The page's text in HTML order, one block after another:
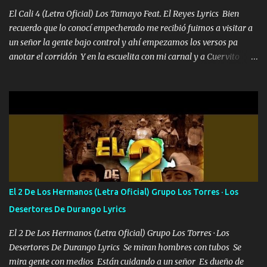
pues hay charola les voy a dar hasta topar pues no hay de otra...
El Cali 4 (Letra Oficial) Los Tamayo Feat. El Reyes Lyrics Bien
recuerdo que lo conocí empecherado me recibió fuimos a visitar a
un señor la gente bajo control y ahí empezamos los versos pa
anotar el corridón Y en la escuelita con mi carnal y a Cuervito
camisa es color Verde y peleam0s la Bandera por todita a la ciudad
con los drones patrullando la Frontera De Tijuana Bulevares
Bellas Artes me ve en las blancas ya hace falta mi APA FLACO
verde se le extraña pa que sepan Aquí Pura GENTE DE LA RANA 🐸
POR CLAVE ES EL CALI 4 EN LA CIUDAD TIJUANA Música Al
tirante andamos mi carnal atento a cualquier necesidad no porque
se ve limpio el camino nos confiamos al andar y nunca con la
misma piedra me vuelvo a tropezar Cuando ando de enamorado
en corto me tiró a per...
El 2 De Los Hermanos (Letra Oficial) Grupo Los Torres · Los
Desertores De Durango Lyrics
El 2 De Los Hermanos (Letra Oficial) Grupo Los Torres · Los
Desertores De Durango Lyrics Se miran hombres con tubos Se
mira gente con medios Están cuidando a un señor Es dueño de